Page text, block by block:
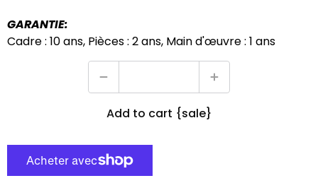
GARANTIE:
Cadre : 10 ans, Pièces : 2 ans, Main d'œuvre : 1 ans
Add to cart {sale}